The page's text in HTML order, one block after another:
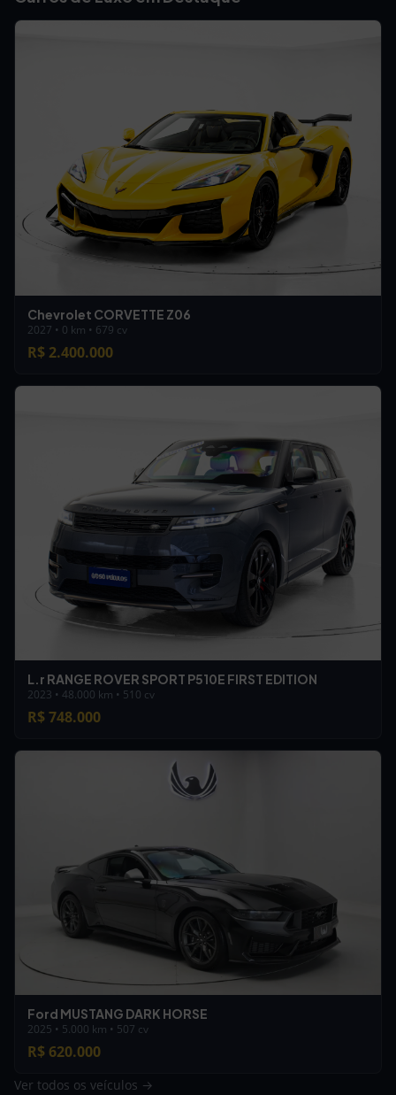
Chevrolet CORVETTE Z06
2027 • 0 km • 679 cv
R$ 2.400.000
L.r RANGE ROVER SPORT P510E FIRST EDITION
2023 • 48.000 km • 510 cv
R$ 748.000
Ford MUSTANG DARK HORSE
2025 • 5.000 km • 507 cv
R$ 620.000
Ver todos os veículos →